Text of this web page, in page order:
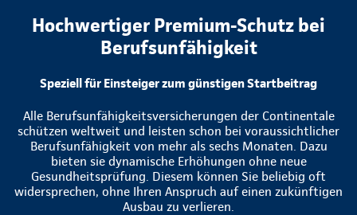
Hochwertiger Premium-Schutz bei
Berufsunfähigkeit
Speziell für Einsteiger zum günstigen Startbeitrag
Alle Berufsunfähigkeitsversicherungen der Continentale
schützen weltweit und leisten schon bei voraussichtlicher
Berufsunfähigkeit von mehr als sechs Monaten. Dazu
bieten sie dynamische Erhöhungen ohne neue
Gesundheitsprüfung. Diesem können Sie beliebig oft
widersprechen, ohne Ihren Anspruch auf einen zukünftigen
Ausbau zu verlieren.